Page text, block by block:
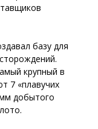
базу для
крупный в
7 «плавучих
добытого